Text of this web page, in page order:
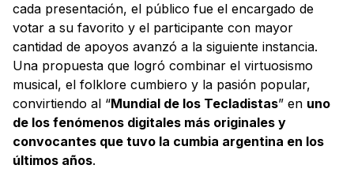
cada presentación, el público fue el encargado de
votar a su favorito y el participante con mayor
cantidad de apoyos avanzó a la siguiente instancia.
Una propuesta que logró combinar el virtuosismo
musical, el folklore cumbiero y la pasión popular,
convirtiendo al “Mundial de los Tecladistas” en uno
de los fenómenos digitales más originales y
convocantes que tuvo la cumbia argentina en los
últimos años.